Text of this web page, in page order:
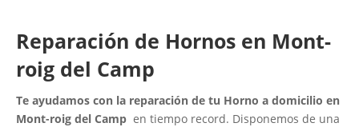
Reparación de Hornos en Mont-
roig del Camp
Te ayudamos con la reparación de tu Horno a domicilio en
Mont-roig del Camp en tiempo record. Disponemos de una